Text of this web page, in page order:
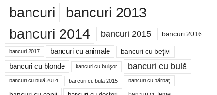
bancuri bancuri 2013
bancuri 2014 bancuri 2015 bancuri 2016
bancuri 2017 bancuri cu animale bancuri cu beţivi
bancuri cu blonde bancuri cu bulişor bancuri cu bulă
bancuri cu bulă 2014 bancuri cu bulă 2015 bancuri cu bărbaţi